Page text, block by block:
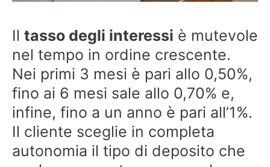
Il tasso degli interessi è mutevole
nel tempo in ordine crescente.
Nei primi 3 mesi è pari allo 0,50%,
fino ai 6 mesi sale allo 0,70% e,
infine, fino a un anno è pari all’1%.
Il cliente sceglie in completa
autonomia il tipo di deposito che